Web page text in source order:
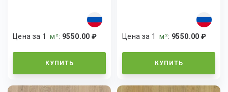
Цена за 1м²: 9550.00 ₽
КУПИТЬ
Цена за 1м²: 9550.00 ₽
КУПИТЬ